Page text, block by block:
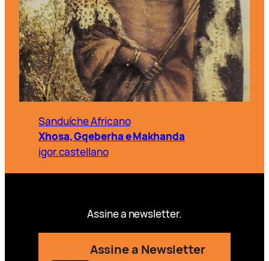
Sanduíche Africano
Xhosa, Gqeberha e Makhanda
igor.castellano
Assine a newsletter.
Assine a Newsletter